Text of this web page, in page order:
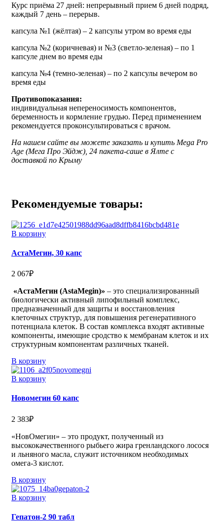
Курс приёма 27 дней: непрерывный прием 6 дней подряд,
каждый 7 день – перерыв.
капсула №1 (жёлтая) – 2 капсулы утром во время еды
капсула №2 (коричневая) и №3 (светло-зеленая) – по 1
капсуле днем во время еды
капсула №4 (темно-зеленая) – по 2 капсулы вечером во
время еды
Противопоказания:
индивидуальная непереносимость компонентов,
беременность и кормление грудью. Перед применением
рекомендуется проконсультироваться с врачом.
На нашем сайте вы можете заказать и купить Mega Pro
Age (Мега Про Эйдж), 24 пакета-саше в Ялте с
доставкой по Крыму
Рекомендуемые товары:
В корзину
АстаМегин, 30 капс
2 067₽
«АстаМегин (AstaMegin)» – это специализированный
биологически активный липофильный комплекс,
предназначенный для защиты и восстановления
клеточных структур, для повышения регенеративного
потенциала клеток. В состав комплекса входят активные
компоненты, имеющие сродство к мембранам клеток и их
структурным компонентам различных тканей.
В корзину
В корзину
Новомегин 60 капс
2 383₽
«НовОмегин» – это продукт, полученный из
высококачественного рыбьего жира гренландского лосося
и льняного масла, служит источником необходимых
омега-3 кислот.
В корзину
В корзину
Гепатон-2 90 табл